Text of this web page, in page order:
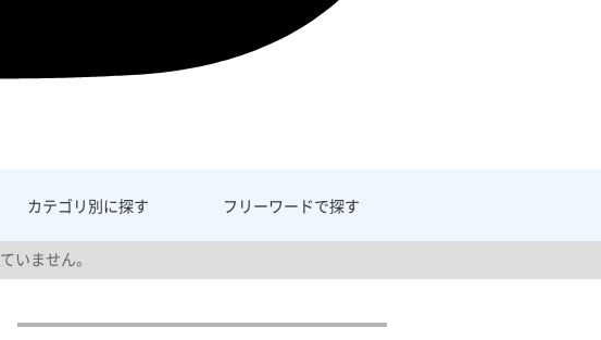
カテゴリ別に探す フリーワードで探す
いません。